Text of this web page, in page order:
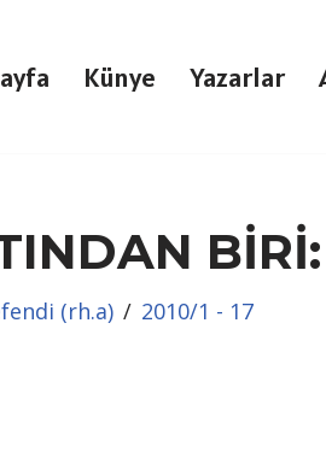
Künye Yazarlar
(rh.a) 2010/1 - 17